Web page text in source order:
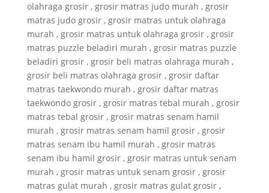
olahraga grosir , grosir matras judo murah , grosir
matras judo grosir , grosir matras untuk olahraga
murah , grosir matras untuk olahraga grosir , grosir
matras puzzle beladiri murah , grosir matras puzzle
beladiri grosir , grosir beli matras olahraga murah ,
grosir beli matras olahraga grosir , grosir daftar
matras taekwondo murah , grosir daftar matras
taekwondo grosir , grosir matras tebal murah , grosir
matras tebal grosir , grosir matras senam hamil
murah , grosir matras senam hamil grosir , grosir
matras senam ibu hamil murah , grosir matras
senam ibu hamil grosir , grosir matras untuk senam
murah , grosir matras untuk senam grosir , grosir
matras gulat murah , grosir matras gulat grosir ,